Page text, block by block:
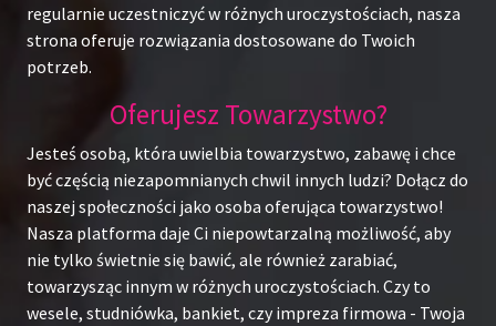
regularnie uczestniczyć w różnych uroczystościach, nasza
strona oferuje rozwiązania dostosowane do Twoich
potrzeb.
Oferujesz Towarzystwo?
Jesteś osobą, która uwielbia towarzystwo, zabawę i chce
być częścią niezapomnianych chwil innych ludzi? Dołącz do
naszej społeczności jako osoba oferująca towarzystwo!
Nasza platforma daje Ci niepowtarzalną możliwość, aby
nie tylko świetnie się bawić, ale również zarabiać,
towarzysząc innym w różnych uroczystościach. Czy to
wesele, studniówka, bankiet, czy impreza firmowa - Twoja